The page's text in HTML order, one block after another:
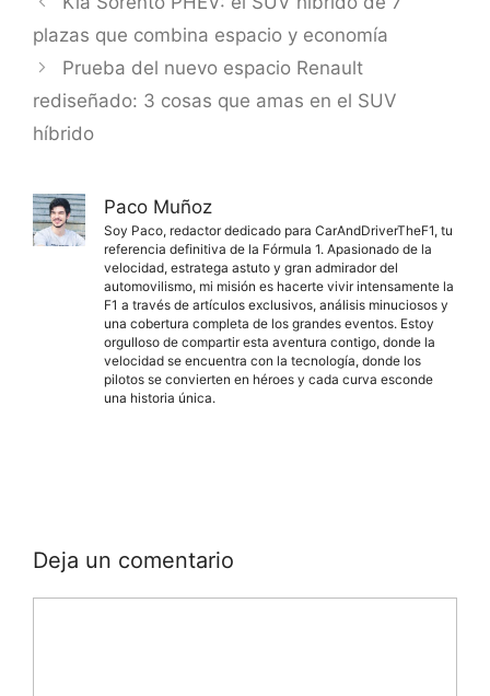
plazas que combina espacio y economía
Prueba del nuevo espacio Renault
rediseñado: 3 cosas que amas en el SUV
híbrido
Paco Muñoz
Soy Paco, redactor dedicado para CarAndDriverTheF1, tu
referencia definitiva de la Fórmula 1. Apasionado de la
velocidad, estratega astuto y gran admirador del
automovilismo, mi misión es hacerte vivir intensamente la
F1 a través de artículos exclusivos, análisis minuciosos y
una cobertura completa de los grandes eventos. Estoy
orgulloso de compartir esta aventura contigo, donde la
velocidad se encuentra con la tecnología, donde los
pilotos se convierten en héroes y cada curva esconde
una historia única.
Deja un comentario